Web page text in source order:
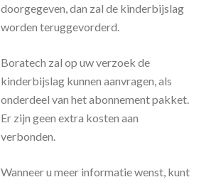
doorgegeven, dan zal de kinderbijslag
worden teruggevorderd.
Boratech zal op uw verzoek de
kinderbijslag kunnen aanvragen, als
onderdeel van het abonnement pakket.
Er zijn geen extra kosten aan
verbonden.
Wanneer u meer informatie wenst, kunt